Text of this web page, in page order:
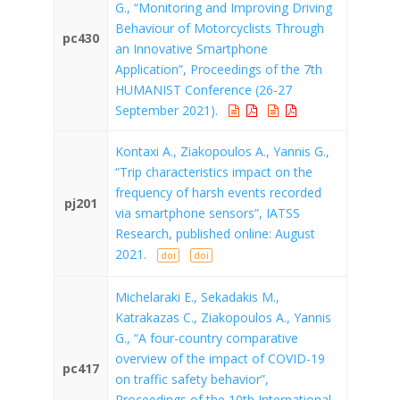
pc430
G., “Monitoring and Improving Driving
Behaviour of Motorcyclists Through
an Innovative Smartphone
Application”, Proceedings of the 7th
HUMANIST Conference (26-27
September 2021).
pj201
Kontaxi A., Ziakopoulos A., Yannis G.,
“Trip characteristics impact on the
frequency of harsh events recorded
via smartphone sensors”, IATSS
Research, published online: August
2021.
doi doi
pc417
Michelaraki E., Sekadakis M.,
Katrakazas C., Ziakopoulos A., Yannis
G., “A four-country comparative
overview of the impact of COVID-19
on traffic safety behavior”,